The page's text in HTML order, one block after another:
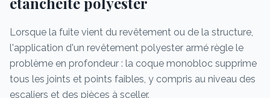
Lorsque la fuite vient du revêtement ou de la structure,
l'application d'un revêtement polyester armé règle le
problème en profondeur : la coque monobloc supprime
tous les joints et points faibles, y compris au niveau des
escaliers et des pièces à sceller.